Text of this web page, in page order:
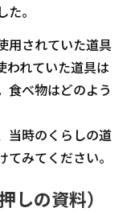
。
用されていた道具
われていた道具は
食べ物はどのよう
当時のくらしの道
みてください。
しの資料）